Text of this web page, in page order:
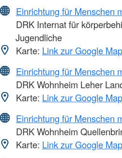
Einrichtung für Menschen
DRK Internat für
Jugendliche
Karte: Link zur Google
Einrichtung für Menschen
DRK Wohnheim Leher
Karte: Link zur Google
Einrichtung für Menschen
DRK Wohnheim
Karte: Link zur Google